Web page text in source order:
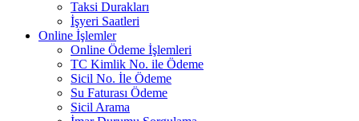
Taksi Durakları
İşyeri Saatleri
Online İşlemler
Online Ödeme İşlemleri
TC Kimlik No. ile Ödeme
Sicil No. İle Ödeme
Su Faturası Ödeme
Sicil Arama